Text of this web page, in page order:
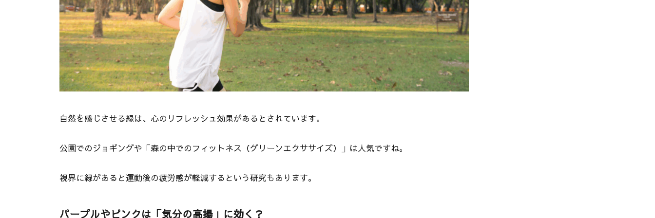
自然を感じさせる緑は、心のリフレッシュ効果があるとされています。
公園でのジョギングや「森の中でのフィットネス（グリーンエクササイズ）」は人気ですね。
視界に緑があると運動後の疲労感が軽減するという研究もあります。
パープルやピンクは「気分の高揚」に効く？